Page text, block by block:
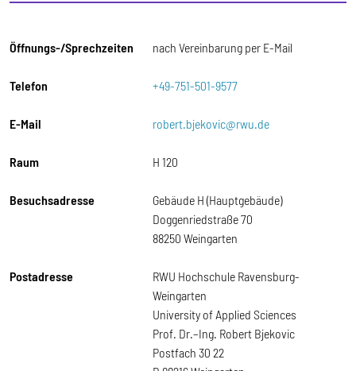
Öffnungs-/Sprechzeiten nach Vereinbarung per E-Mail
Telefon +49-751-501-9577
E-Mail robert.bjekovic@rwu.de
Raum H 120
Besuchsadresse
Gebäude H (Hauptgebäude)
Doggenriedstraße 70
88250 Weingarten
Postadresse
RWU Hochschule Ravensburg-
Weingarten
University of Applied Sciences
Prof. Dr.–Ing. Robert Bjekovic
Postfach 30 22